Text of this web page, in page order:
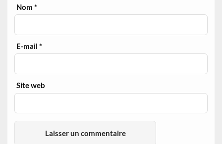
Nom*
E-mail*
Site web